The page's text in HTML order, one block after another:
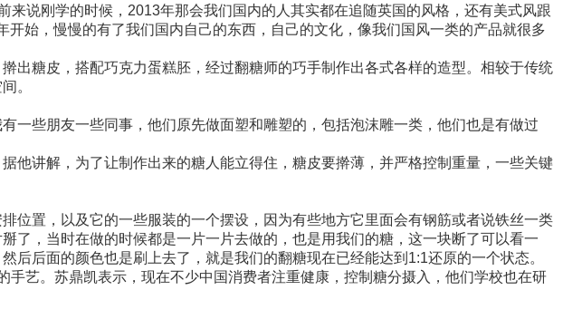
说刚学的时候，2013年那会我们国内的人其实都在追随英国的风格，还有美式风跟
始，慢慢的有了我们国内自己的东西，自己的文化，像我们国风一类的产品就很多
糖皮，搭配巧克力蛋糕胚，经过翻糖师的巧手制作出各式各样的造型。相较于传统
。
些朋友一些同事，他们原先做面塑和雕塑的，包括泡沫雕一类，他们也是有做过
讲解，为了让制作出来的糖人能立得住，糖皮要擀薄，并严格控制重量，一些关键
置，以及它的一些服装的一个摆设，因为有些地方它里面会有钢筋或者说铁丝一类
了，当时在做的时候都是一片一片去做的，也是用我们的糖，这一块断了可以看一
后面的颜色也是刷上去了，就是我们的翻糖现在已经能达到1:1还原的一个状态。
。苏鼎凯表示，现在不少中国消费者注重健康，控制糖分摄入，他们学校也在研